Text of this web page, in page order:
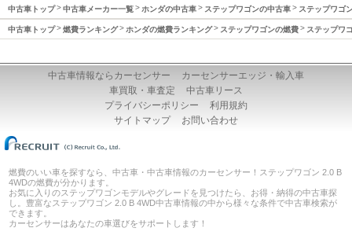
中古車トップ 中古車メーカー一覧 ホンダの中古車 ステップワゴンの中古車 ステップワゴ
中古車トップ 燃費ランキング ホンダの燃費ランキング ステップワゴンの燃費 ステップワ
中古車情報ならカーセンサー
カーセンサーエッジ・輸入車
車買取・車査定
中古車リース
プライバシーポリシー
利用規約
サイトマップ
お問い合わせ
燃費のいい車を探すなら、中古車・中古車情報のカーセンサー！ステップワゴン 2.0 B
4WDの燃費が分かります。
お気に入りのステップワゴンモデルやグレードを見つけたら、お得・納得の中古車探
し。豊富なステップワゴン 2.0 B 4WD中古車情報の中から様々な条件で中古車検索が
できます。
カーセンサーはあなたの車選びをサポートします！